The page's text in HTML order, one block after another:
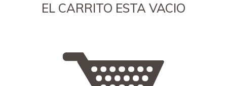
EL CARRITO ESTA VACIO